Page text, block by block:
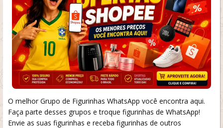
O melhor Grupo de Figurinhas WhatsApp você encontra aqui.
Faça parte desses grupos e troque figurinhas de WhatsApp!
Envie as suas figurinhas e receba figurinhas de outros